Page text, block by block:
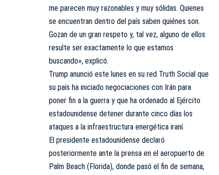
me parecen muy razonables y muy sólidas. Quienes
se encuentran dentro del país saben quiénes son.
Gozan de un gran respeto y, tal vez, alguno de ellos
resulte ser exactamente lo que estamos
buscando», explicó.
Trump anunció este lunes en su red Truth Social que
su país ha iniciado negociaciones con Irán para
poner fin a la guerra y que ha ordenado al Ejército
estadounidense detener durante cinco días los
ataques a la infraestructura energética iraní.
El presidente estadounidense declaró
posteriormente ante la prensa en el aeropuerto de
Palm Beach (Florida), donde pasó el fin de semana,